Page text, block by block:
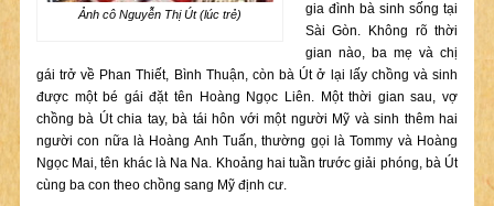
Ảnh cô Nguyễn Thị Út (lúc trẻ)
gia đình bà sinh sống tại
Sài Gòn. Không rõ thời
gian nào, ba mẹ và chị
gái trở về Phan Thiết, Bình Thuận, còn bà Út ở lại lấy chồng và sinh
được một bé gái đặt tên Hoàng Ngọc Liên. Một thời gian sau, vợ
chồng bà Út chia tay, bà tái hôn với một người Mỹ và sinh thêm hai
người con nữa là Hoàng Anh Tuấn, thường gọi là Tommy và Hoàng
Ngọc Mai, tên khác là Na Na. Khoảng hai tuần trước giải phóng, bà Út
cùng ba con theo chồng sang Mỹ định cư.